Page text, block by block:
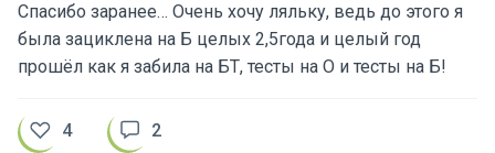
Спасибо заранее… Очень хочу ляльку, ведь до этого я
была зациклена на Б целых 2,5года и целый год
прошёл как я забила на БТ, тесты на О и тесты на Б!